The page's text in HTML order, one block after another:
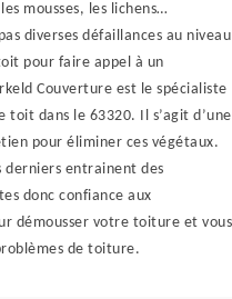
mousses, les lichens…
diverses défaillances au niveau
pour faire appel à un
Couverture est le spécialiste
toit dans le 63320. Il s’agit d’une
pour éliminer ces végétaux.
derniers entrainent des
donc confiance aux
démousser votre toiture et vous
de toiture.